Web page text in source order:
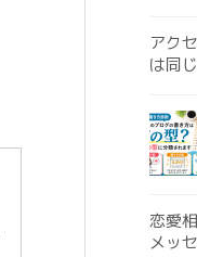
アク
は同
恋愛
メッ